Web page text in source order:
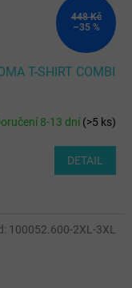
448 Kč
–35 %
T-SHIRT COMBI
8-13 dní(>5 ks)
DETAIL
100052.600-2XL-3XL